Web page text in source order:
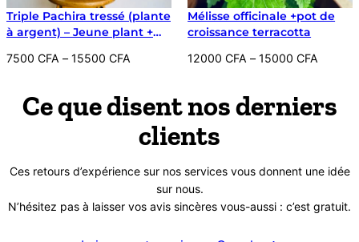
Triple Pachira tressé (plante
à argent) – Jeune plant +
minimaliste
7500 CFA – 15500 CFA
Plage
7500 CFA
Mélisse officinale +pot de
croissance terracotta
12000CFA – 15000CFA
Plage
12000 CFA
15000 CFA
Ce que disent nos derniers
clients
Ces retours d’expérience sur nos services vous donnent une idée
sur nous.
N’hésitez pas à laisser vos avis sincères vous-aussi : c’est gratuit.